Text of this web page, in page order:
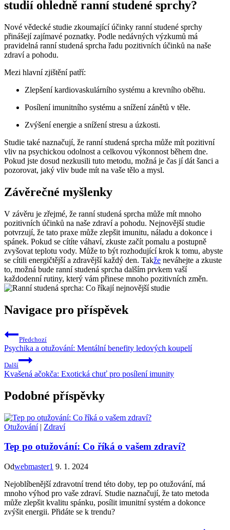
studií ohledně ranní studené sprchy?
Nové vědecké studie zkoumající účinky ranní studené sprchy
přinášejí zajímavé poznatky. Podle nedávných výzkumů má
pravidelná ranní studená sprcha řadu pozitivních účinků na naše
zdraví a pohodu.
Mezi hlavní zjištění patří:
Zlepšení kardiovaskulárního systému a krevního oběhu.
Posílení imunitního systému a snížení zánětů v těle.
Zvýšení energie a snížení stresu a úzkosti.
Studie také naznačují, že ranní studená sprcha může mít pozitivní
vliv na psychickou odolnost a celkovou výkonnost během dne.
Pokud jste dosud nezkusili tuto metodu, možná je čas jí dát šanci a
pozorovat, jaký vliv bude mít na vaše tělo a mysl.
Závěrečné myšlenky
V závěru je zřejmé, že ranní studená sprcha může mít mnoho
pozitivních účinků na naše zdraví a pohodu. Nejnovější studie
potvrzují, že tato praxe může zlepšit imunitu, náladu a dokonce i
spánek. Pokud se cítíte váhaví, zkuste začít pomalu a postupně
zvyšovat teplotu vody. Může to být rozhodující krok k tomu, abyste
se cítili energičtější a zdravější každý den. Takže neváhejte a zkuste
to, možná bude ranní studená sprcha dalším prvkem vaší
každodenní rutiny, který vám přinese mnoho pozitivních změn.
Navigace pro příspěvek
Předchozí
Psychika a otužování: Mentální benefity ledových koupelí
Další
Kvašená ačokča: Exotická chuť pro posílení imunity
Podobné příspěvky
Otužování| Zdraví
Tep po otužování: Co říká o vašem zdraví?
Odwebmaster1 9. 1. 2024
Nejoblíbenější zdravotní trend této doby, tep po otužování, má
mnoho výhod pro vaše zdraví. Studie naznačují, že tato metoda
může zlepšit kvalitu spánku, posílit imunitní systém a dokonce
zvýšit energii. Přidáte se k trendu?